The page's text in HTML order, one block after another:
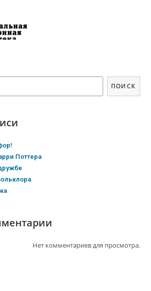
ПОИСК
Поттера
Нет комментариев для просмотра.